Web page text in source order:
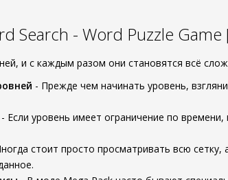
Search - Word Puzzle
и с каждым разом они становятся всё
- Прежде чем начинать уровень,
- Если уровень имеет ограничение по
стоит просто просматривать всю